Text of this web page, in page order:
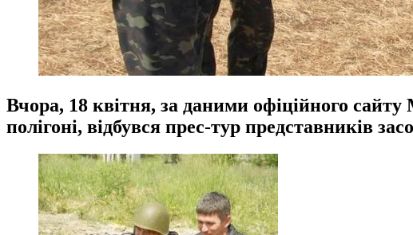
Вчора, 18 квітня, за даними офіційного
полігоні, відбувся прес-тур представників